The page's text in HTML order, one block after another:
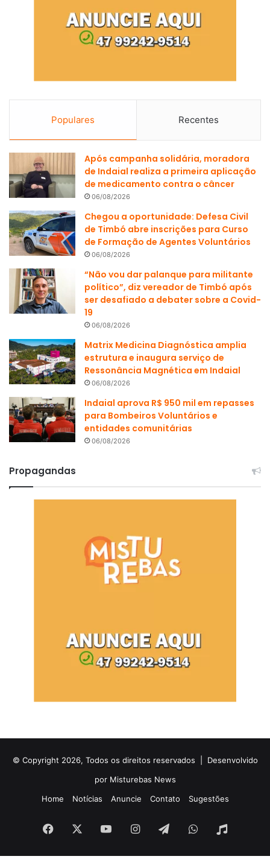
Populares Recentes
Após campanha solidária, moradora
de Indaial realiza a primeira aplicação
de medicamento contra o câncer
06/08/2026
Chegou a oportunidade: Defesa Civil
de Timbó abre inscrições para Curso
de Formação de Agentes Voluntários
06/08/2026
“Não vou dar palanque para militante
político”, diz vereador de Timbó após
ser desafiado a debater sobre a Covid-
19
06/08/2026
Matrix Medicina Diagnóstica amplia
estrutura e inaugura serviço de
Ressonância Magnética em Indaial
06/08/2026
Indaial aprova R$ 950 mil em repasses
para Bombeiros Voluntários e
entidades comunitárias
06/08/2026
Propagandas
© Copyright 2026, Todos os direitos reservados | Desenvolvido
por Misturebas News
Home
Notícias Anuncie Contato Sugestões
Facebook YouTubeInstagramTelegramWhatsApp